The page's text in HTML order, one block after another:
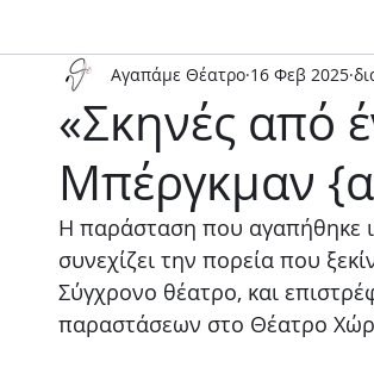
Αρχαία Τραγωδία Δράμα
Μουσική παράσταση Παιδικό
«Σκηνές από
Μπέργκµαν
Αγαπάμε Θέατρο 16 Φεβ 2025
Η παράσταση που αγαπήθηκε
συνεχίζει την πορεία που
Σύγχρονο θέατρο, και
παραστάσεων στο Θέατρο